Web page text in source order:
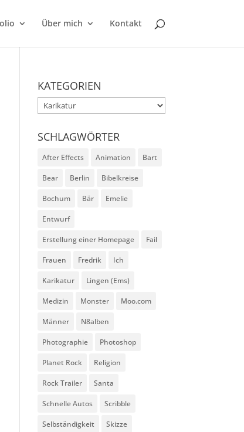
Über mich Kontakt
KATEGORIEN
Kategorien
SCHLAGWÖRTER
After Effects Animation Bart
Bear Berlin Bibelkreise
Bochum Bär Emelie
Entwurf
Erstellung einer Homepage Fail
Frauen Fredrik Ich
Karikatur Lingen (Ems)
Medizin Monster Moo.com
Männer N8alben
Photographie Photoshop
Planet Rock Religion
Rock Trailer Santa
Schnelle Autos Scribble
Selbständigkeit Skizze